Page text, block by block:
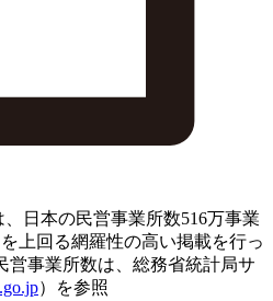
日本の民営事業所数516万事業
上回る網羅性の高い掲載を行っ
営事業所数は、総務省統計局サ
）を参照